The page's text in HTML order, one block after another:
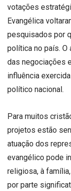
votações
Evangélica
pesquisados por
política no país. O
das negociações
influência
político nacional.
Para muitos
projetos estão
atuação dos
evangélico pode
religiosa, à
por parte